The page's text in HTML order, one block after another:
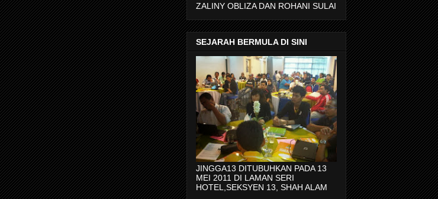
ZALINY OBLIZA DAN ROHANI SULAI
SEJARAH BERMULA DI SINI
JINGGA13 DITUBUHKAN PADA 13
MEI 2011 DI LAMAN SERI
HOTEL,SEKSYEN 13, SHAH ALAM